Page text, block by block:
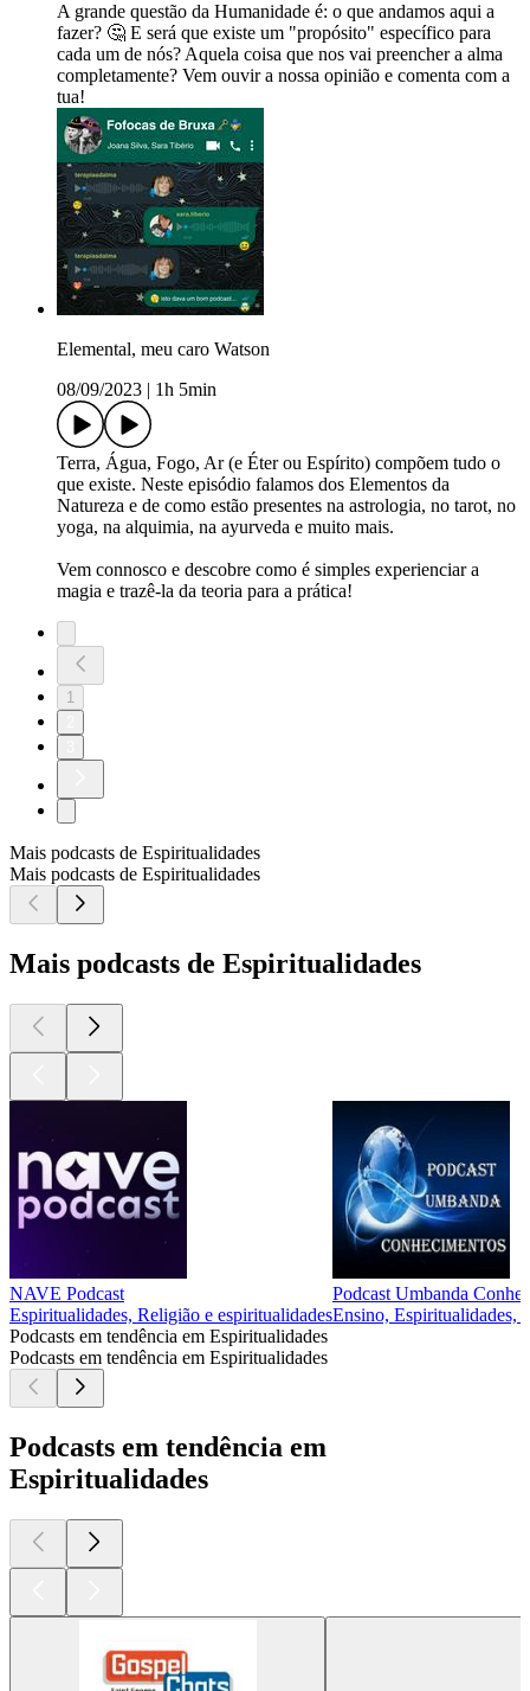
A grande questão da Humanidade é: o que andamos aqui a
fazer? 🤔 E será que existe um "propósito" específico para
cada um de nós? Aquela coisa que nos vai preencher a alma
completamente? Vem ouvir a nossa opinião e comenta com a
tua!
Elemental, meu caro Watson
08/09/2023
1h 5min
Terra, Água, Fogo, Ar (e Éter ou Espírito) compõem tudo o
que existe. Neste episódio falamos dos Elementos da
Natureza e de como estão presentes na astrologia, no tarot, no
yoga, na alquimia, na ayurveda e muito mais.
Vem connosco e descobre como é simples experienciar a
magia e trazê-la da teoria para a prática!
1
Mais podcasts de Espiritualidades
Mais podcasts de Espiritualidades
Mais podcasts de Espiritualidades
NAVE Podcast
Espiritualidades, Religião e espiritualidades
Podcast Umbanda
Ensino, Espiritualidades,
Podcasts em tendência em Espiritualidades
Podcasts em tendência em Espiritualidades
Podcasts em tendência em
Espiritualidades